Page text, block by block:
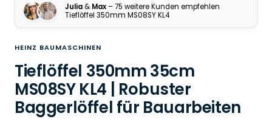
Julia & Max
Tieflöffel 350mm MS08SY KL4
HEINZ BAUMASCHINEN
Tieflöffel 350mm 35cm
MS08SY KL4 | Robuster
Baggerlöffel für Bauarbeiten